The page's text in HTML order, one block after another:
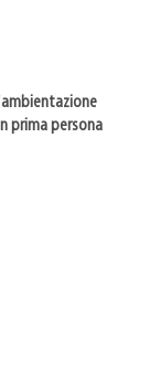
prima persona